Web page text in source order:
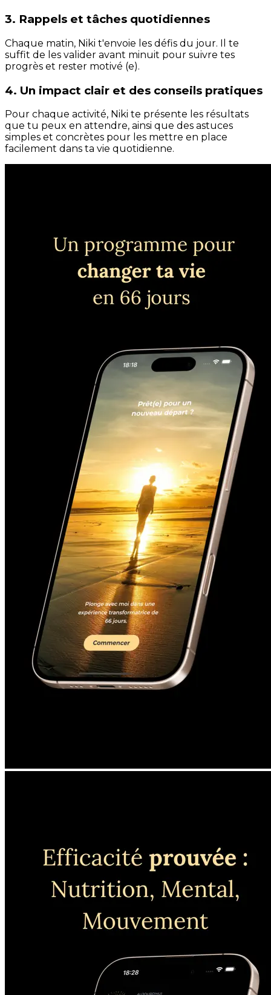
3. Rappels et tâches quotidiennes
Chaque matin, Niki t'envoie les défis du jour. Il te
suffit de les valider avant minuit pour suivre tes
progrès et rester motivé (e).
4. Un impact clair et des conseils pratiques
Pour chaque activité, Niki te présente les résultats
que tu peux en attendre, ainsi que des astuces
simples et concrètes pour les mettre en place
facilement dans ta vie quotidienne.